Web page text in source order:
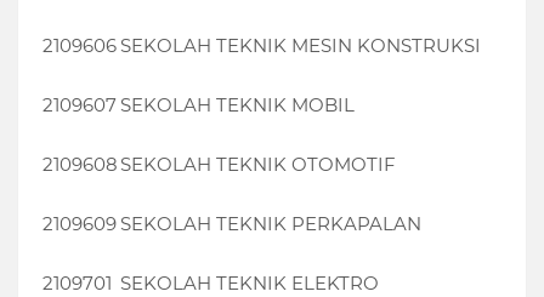
2109606 SEKOLAH TEKNIK MESIN KONSTRUKSI
2109607 SEKOLAH TEKNIK MOBIL
2109608 SEKOLAH TEKNIK OTOMOTIF
2109609 SEKOLAH TEKNIK PERKAPALAN
2109701 SEKOLAH TEKNIK ELEKTRO